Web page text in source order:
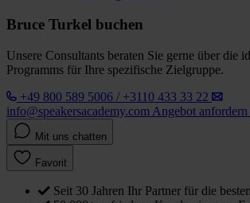
Bruce Turkel buchen
Unsere Consultants beraten Sie gerne über die
Programms für Ihre spezifische Zielgruppe.
+49 800 589 5006 / +3110 433 33 22
info@speakersacademy.com Angebot anfordern
Mit uns chatten
Favorit
Seit 30 Jahren Ihr Partner für die